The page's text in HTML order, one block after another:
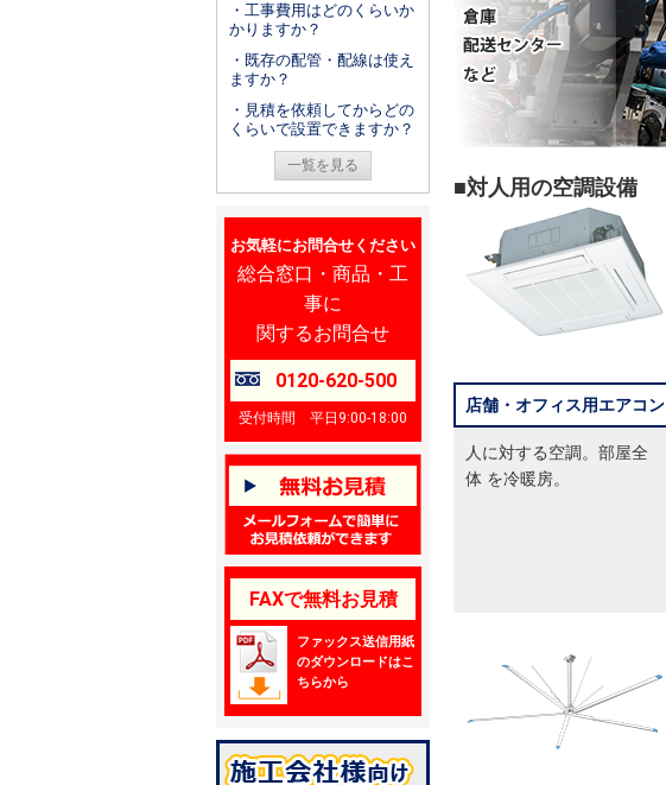
・工事費用はどのくらいか
かりますか？
・既存の配管・配線は使え
ますか？
・見積を依頼してからどの
くらいで設置できますか？
一覧を見る
お気軽にお問合せください
総合窓口・商品・工
事に
関するお問合せ
0120-620-500
受付時間 平日9:00-18:00
FAXで無料お見積
ファックス送信用紙
のダウンロードはこ
ちらから
■対人用の空調設備
店舗・オフィス用エアコン
人に対する空調。部屋全
体 を冷暖房。